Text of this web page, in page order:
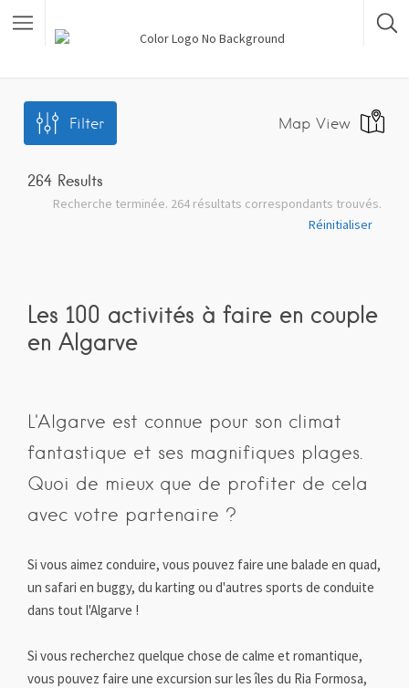
Filter Map View
264 Results
Recherche terminée. 264 résultats correspondants trouvés.
Réinitialiser
Les 100 activités à faire en couple
en Algarve
L'Algarve est connue pour son climat
fantastique et ses magnifiques plages.
Quoi de mieux que de profiter de cela
avec votre partenaire ?
Si vous aimez conduire, vous pouvez faire une balade en quad,
un safari en buggy, du karting ou d'autres sports de conduite
dans tout l'Algarve !
Si vous recherchez quelque chose de calme et romantique,
vous pouvez faire une excursion sur les îles du Ria Formosa,